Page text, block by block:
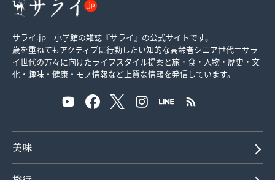
サライ.jp｜小学館の雑誌『サライ』の公式サイトです。
歳を重ねてもアクティブに行動したい知的な高齢者シニア世代＝サラ
イ世代の方々に向けたライフスタイル提案と旅・食・人物・歴史・文
化・趣味・健康・モノ情報など上質な情報を発信しています。
美味